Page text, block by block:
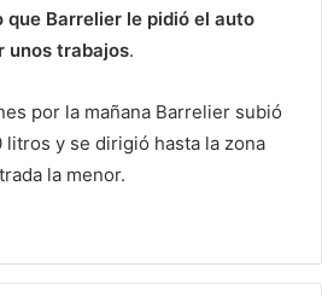
que Barrelier le pidió el auto
unos trabajos.
por la mañana Barrelier subió
y se dirigió hasta la zona
la menor.